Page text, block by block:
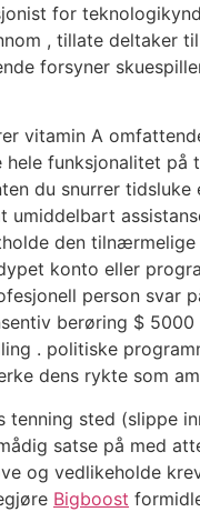
for
, tillate deltaker
forsyner
vitamin A
hele funksjonalitet
du snurrer
den
konto eller
person svar
berøring $
. politiske
dens rykte som
tenning sted (slippe
satse på med
og vedlikeholde
Bigboost